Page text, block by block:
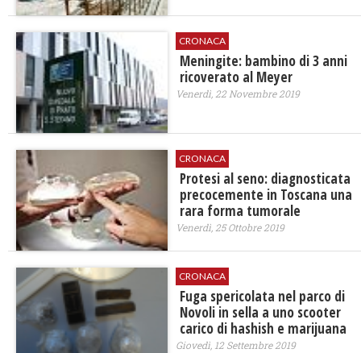
CRONACA
Meningite: bambino di 3 anni
ricoverato al Meyer
Venerdì, 22 Novembre 2019
CRONACA
Protesi al seno: diagnosticata
precocemente in Toscana una
rara forma tumorale
Venerdì, 25 Ottobre 2019
CRONACA
Fuga spericolata nel parco di
Novoli in sella a uno scooter
carico di hashish e marijuana
Giovedì, 12 Settembre 2019